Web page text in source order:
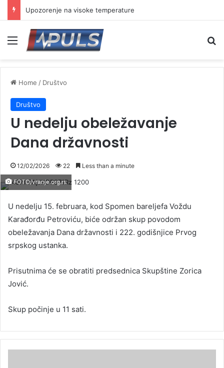
Upozorenje na visoke temperature
Menu
Home / Društvo
Društvo
U nedelju obeležavanje
Dana državnosti
12/02/2026 22 Less than a minute
FOTO/vranje.org.rs
U nedelju 15. februara, kod Spomen bareljefa Voždu
Karađorđu Petroviću, biće održan skup povodom
obeležavanja Dana državnosti i 222. godišnjice Prvog
srpskog ustanka.
Prisutnima će se obratiti predsednica Skupštine Zorica
Jović.
Skup počinje u 11 sati.